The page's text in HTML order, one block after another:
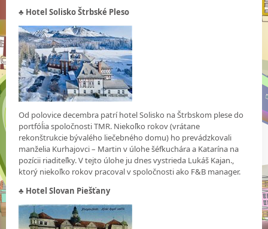
♣ Hotel Solisko Štrbské Pleso
Od polovice decembra patrí hotel Solisko na Štrbskom plese do
portfóĺia spoločnosti TMR. Niekoľko rokov (vrátane
rekonštrukcie bývalého liečebného domu) ho prevádzkovali
manželia Kurhajovci – Martin v úlohe šéfkuchára a Katarína na
pozícii riaditeľky. V tejto úlohe ju dnes vystrieda Lukáš Kajan.,
ktorý niekoľko rokov pracoval v spoločnosti ako F&B manager.
♣ Hotel Slovan Piešťany